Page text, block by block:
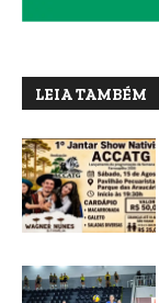
LEIA TAMBÉM